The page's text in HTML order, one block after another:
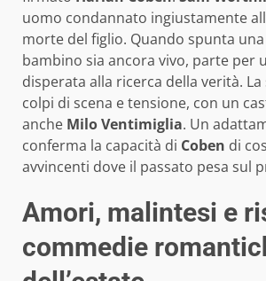
uomo condannato ingiustamente
morte del figlio. Quando spunta
bambino sia ancora vivo, parte per
disperata alla ricerca della verità.
colpi di scena e tensione, con un
anche Milo Ventimiglia. Un
conferma la capacità di Coben di
avvincenti dove il passato pesa sul
Amori, malintesi e
commedie